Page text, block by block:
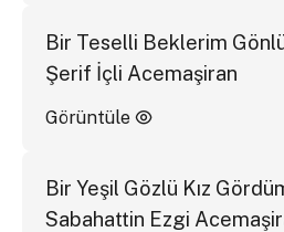
Bir Teselli Beklerim
Şerif İçli Acemaşiran
Görüntüle
Bir Yeşil Gözlü Kız
Sabahattin Ezgi